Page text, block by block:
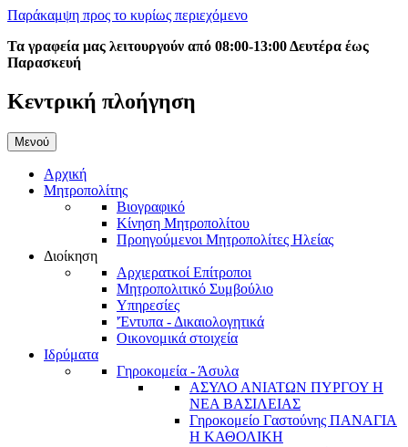
Παράκαμψη προς το κυρίως περιεχόμενο
Τα γραφεία μας λειτουργούν από 08:00-13:00 Δευτέρα έως
Παρασκευή
Κεντρική πλοήγηση
Μενού
Αρχική
Μητροπολίτης
Βιογραφικό
Κίνηση Μητροπολίτου
Προηγούμενοι Μητροπολίτες Ηλείας
Διοίκηση
Αρχιερατκοί Επίτροποι
Μητροπολιτικό Συμβούλιο
Υπηρεσίες
'Έντυπα - Δικαιολογητικά
Οικονομικά στοιχεία
Ιδρύματα
Γηροκομεία - Άσυλα
ΑΣΥΛΟ ΑΝΙΑΤΩΝ ΠΥΡΓΟΥ Η
ΝΕΑ ΒΑΣΙΛΕΙΑΣ
Γηροκομείο Γαστούνης ΠΑΝΑΓΙΑ
Η ΚΑΘΟΛΙΚΗ